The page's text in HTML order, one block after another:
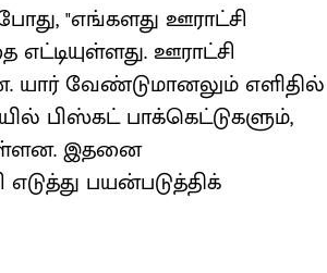
"எங்களது ஊராட்சி
ஊராட்சி
யார் வேண்டுமானலும் எளிதில்
பிஸ்கட் பாக்கெட்டுகளும்,
இதனை
பயன்படுத்திக்